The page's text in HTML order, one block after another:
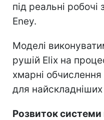
під реальні
Eney.
Моделі
рушій Elix на
хмарні
для найскладніших
Розвиток системи